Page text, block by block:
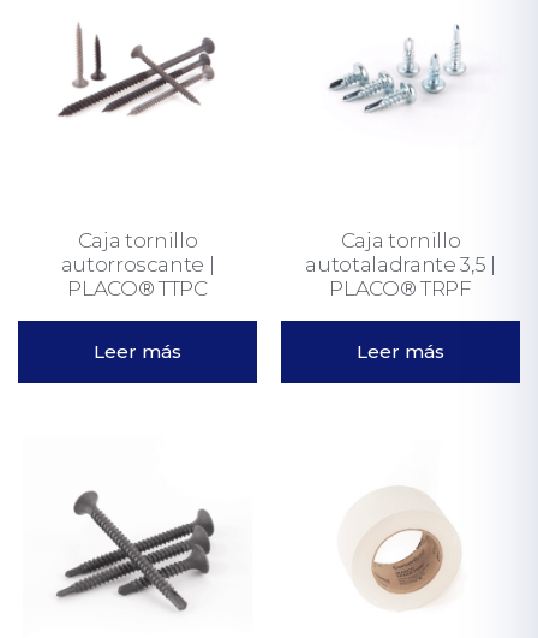
Caja tornillo
autorroscante |
PLACO® TTPC
Leer más
Caja tornillo
autotaladrante 3,5 |
PLACO® TRPF
Leer más